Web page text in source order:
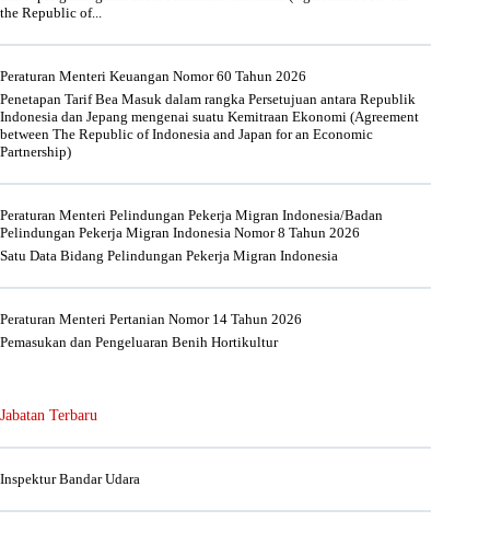
the Republic of...
Peraturan Menteri Keuangan Nomor 60 Tahun 2026
Penetapan Tarif Bea Masuk dalam rangka Persetujuan antara Republik
Indonesia dan Jepang mengenai suatu Kemitraan Ekonomi (Agreement
between The Republic of Indonesia and Japan for an Economic
Partnership)
Peraturan Menteri Pelindungan Pekerja Migran Indonesia/Badan
Pelindungan Pekerja Migran Indonesia Nomor 8 Tahun 2026
Satu Data Bidang Pelindungan Pekerja Migran Indonesia
Peraturan Menteri Pertanian Nomor 14 Tahun 2026
Pemasukan dan Pengeluaran Benih Hortikultur
Jabatan Terbaru
Inspektur Bandar Udara